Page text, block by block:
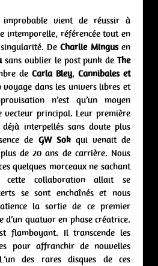
vient de réussir à
intemporelle, référencée tout en
DeCharlie Mingusen
sans oublier le post punk deThe
de Carla Bley, Cannibales et
dans les univers libres et
n’est qu’un moyen
vecteur principal. Leur première
interpellés sans doute plus
de GW Sokqui venait de
de 20 ans de carrière. Nous
quelques morceaux ne sachant
collaboration allait se
se sont enchaînés et nous
la sortie de ce premier
quatuor en phase créatrice.
flamboyant. Il transcende les
pour affranchir de nouvelles
des rares disques de ces